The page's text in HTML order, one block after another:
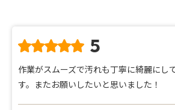
5
作業がスムーズで汚れも丁寧に綺麗にし
す。またお願いしたいと思いました！